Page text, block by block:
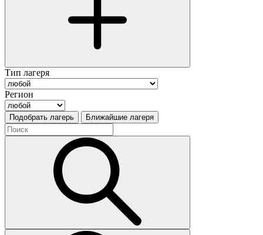
Тип лагеря
Регион
Подобрать лагерь Ближайшие лагеря